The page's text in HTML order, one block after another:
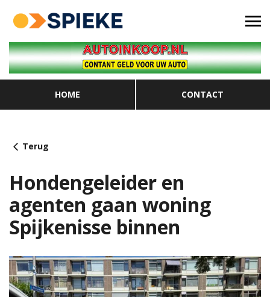
HOME CONTACT
Terug
Hondengeleider en
agenten gaan woning
Spijkenisse binnen